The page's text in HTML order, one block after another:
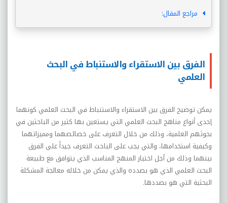
مراجع المقال:
الفرق بين الاستقراء والاستنباط في البحث
العلمي
يمكن توضيح الفرق بين الاستقراء والاستنباط في البحث العلمي كونهما
إحدى أنواع مناهج البحث العلمي التي يستعين بها كثير من الباحثين في
بحوثهم العلمية، وذلك من خلال التعرف على خصائصهما ومميزاتهما
وكيفية استخدامها، والتي يجب على الباحث التعرف جيداً على الفرق
بينهما وذلك من أجل اختيار المنهج المناسب الذي يتوافق مع طبيعة
البحث العلمي الذي هو بصدده والذي يمكن من خلاله معالجة المشكلة
البحثية التي هو بصددها.